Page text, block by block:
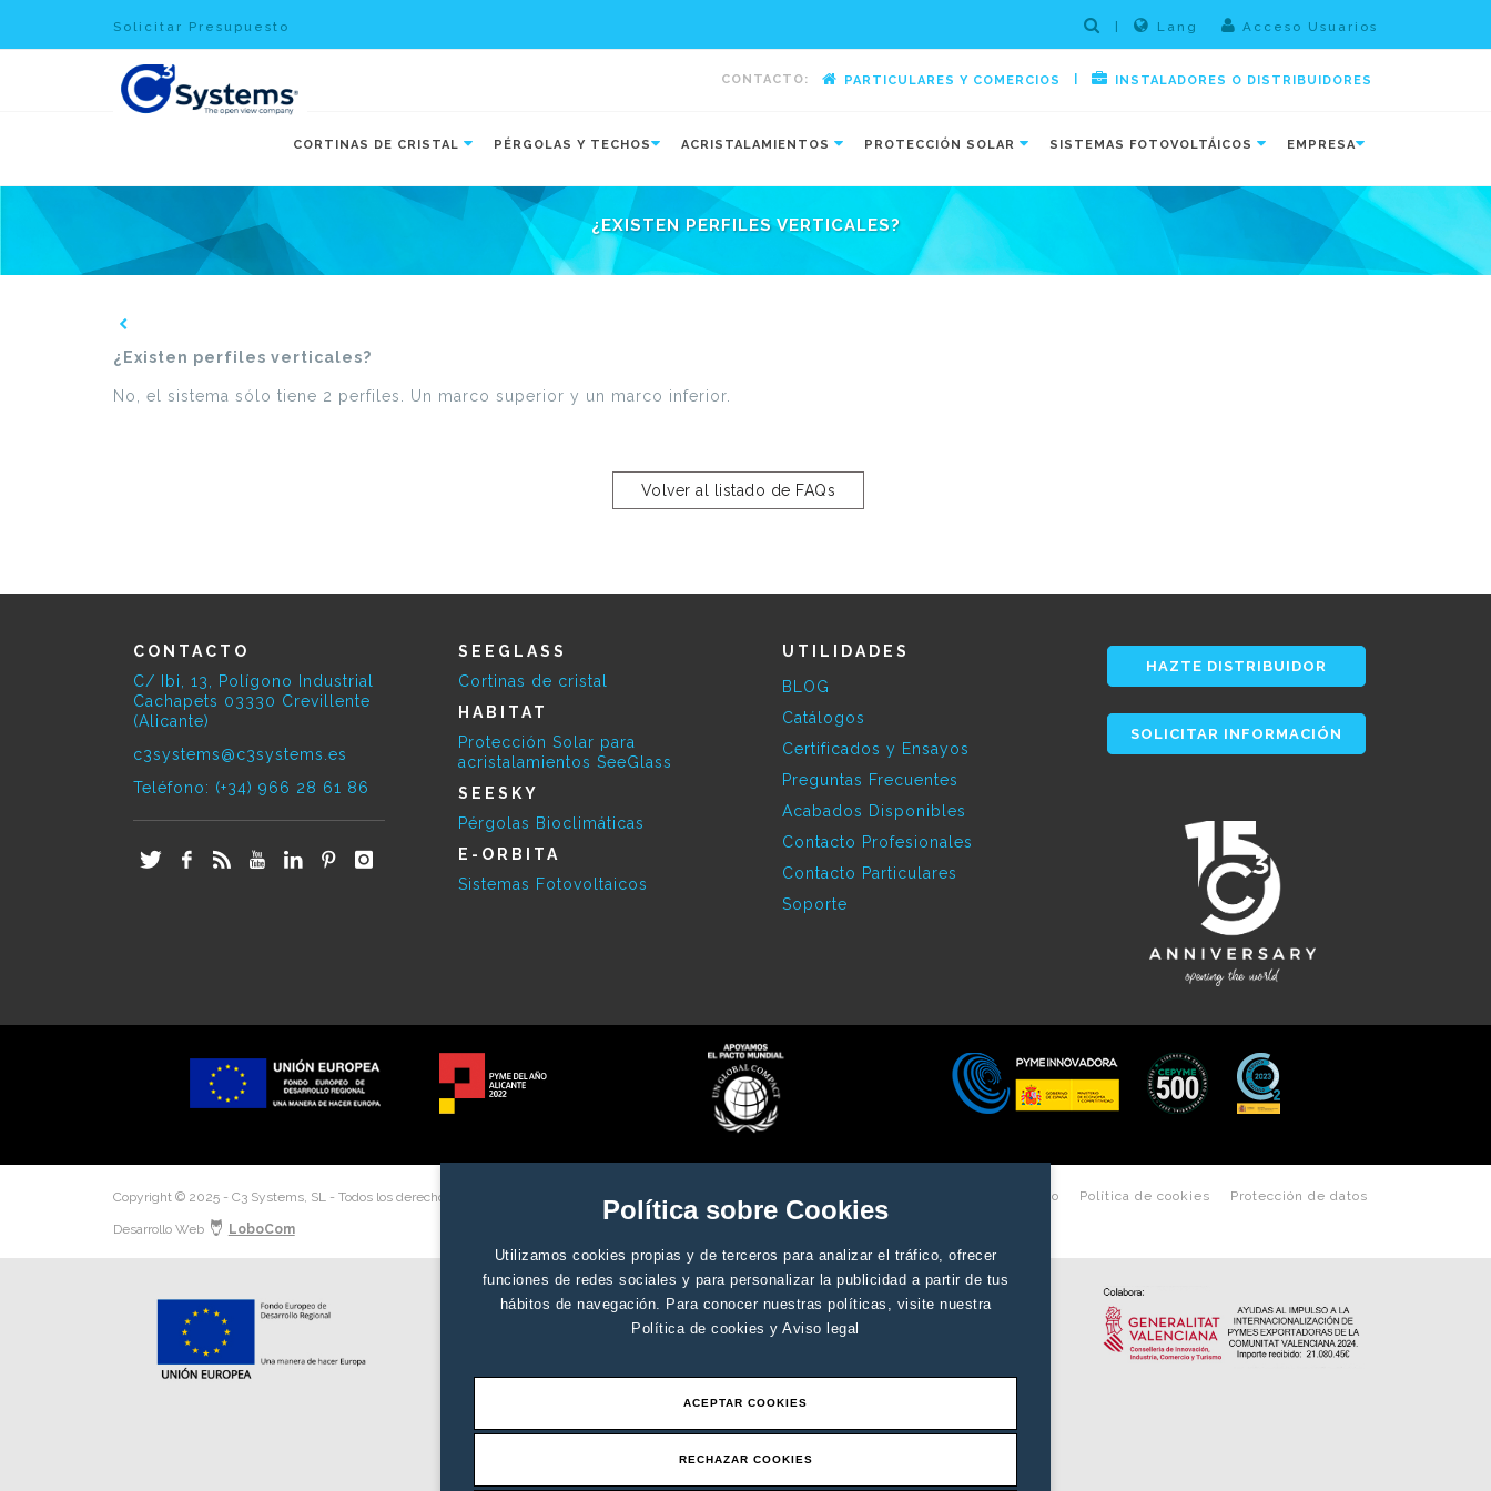
Política sobre Cookies
Utilizamos cookies propias y de terceros para analizar el tráfico, ofrecer
funciones de redes sociales y para personalizar la publicidad a partir de tus
hábitos de navegación. Para conocer nuestras políticas, visite nuestra
Política de cookiesyAviso legal
ACEPTAR COOKIES
RECHAZAR COOKIES
Solicitar Presupuesto Acceso Usuarios
Lang
CONTACTO: PARTICULARES Y COMERCIOS INSTALADORES O DISTRIBUIDORES
CORTINAS DE CRISTAL PÉRGOLAS Y TECHOS ACRISTALAMIENTOS PROTECCIÓN SOLAR SISTEMAS FOTOVOLTÁICOS EMPRESA
¿EXISTEN PERFILES VERTICALES?
¿Existen perfiles verticales?
No, el sistema sólo tiene 2 perfiles. Un marco superior y un marco inferior.
Volver al listado de FAQs
CONTACTO
C/ Ibi, 13, Polígono Industrial
Cachapets 03330 Crevillente
(Alicante)
c3systems@c3systems.es
Teléfono: (+34) 966 28 61 86
SEEGLASS
Cortinas de cristal
HABITAT
Protección Solar para
acristalamientos SeeGlass
SEESKY
Pérgolas Bioclimáticas
E-ORBITA
Sistemas Fotovoltaicos
UTILIDADES
BLOG
Catálogos
Certificados y Ensayos
Preguntas Frecuentes
Acabados Disponibles
Contacto Profesionales
Contacto Particulares
Soporte
HAZTE DISTRIBUIDOR
SOLICITAR INFORMACIÓN
Copyright © 2025 - C3 Systems, SL - Todos los derechos reservados
Desarrollo Web LoboCom
Protección de datos
Política de cookies
Aviso legal y condiciones generales de uso